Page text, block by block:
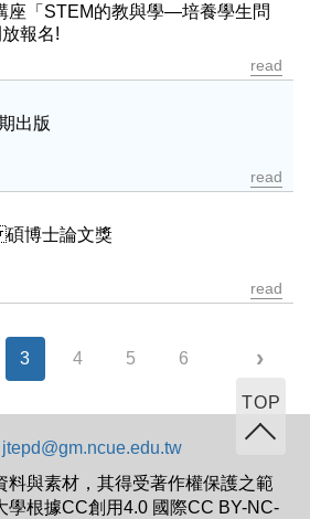
座「STEM的教與學—培養學生問
報名!
read
出版
read
博士論文獎
read
3 4 5 6 ›
TOP
jtepd@gm.ncue.edu.tw
料與素材，其得受著作權保護之範
學根據CC創用4.0 國際CC BY-NC-